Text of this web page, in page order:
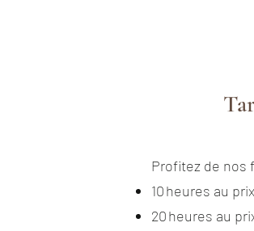
Profitez de nos
10 heures au
20 heures au